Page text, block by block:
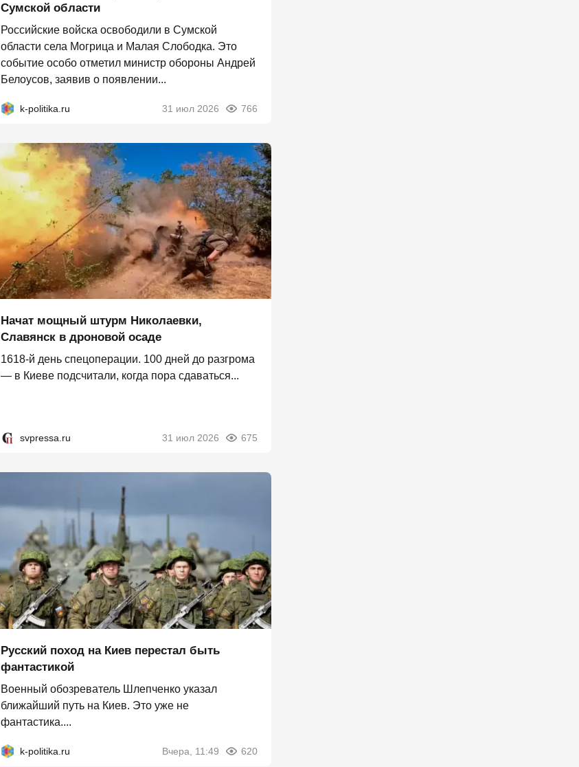
Сумской области
Российские войска освободили в Сумской
области села Могрица и Малая Слободка. Это
событие особо отметил министр обороны Андрей
Белоусов, заявив о появлении...
k-politika.ru 31 июл 2026 766
Начат мощный штурм Николаевки,
Славянск в дроновой осаде
1618-й день спецоперации. 100 дней до разгрома
— в Киеве подсчитали, когда пора сдаваться...
svpressa.ru 31 июл 2026 675
Русский поход на Киев перестал быть
фантастикой
Военный обозреватель Шлепченко указал
ближайший путь на Киев. Это уже не
фантастика....
k-politika.ru Вчера, 11:49 620